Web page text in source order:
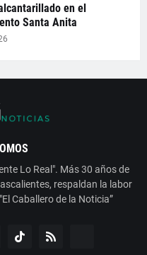
en el
Santa Anita
Lo Real". Más 30 años de
respaldan la labor
Caballero de la Noticia”